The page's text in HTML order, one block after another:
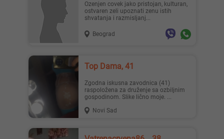
Ozenjen covek jako pristojan, kulturan,
ostvaren zeli upoznati zenu istih
shvatanja i razmisljanj...
Beograd
Top Dama, 41
Zgodna iskusna zavodnica (41)
raspoložena za druženje sa ozbiljnim
gospodinom. Slike lično moje. ...
Novi Sad